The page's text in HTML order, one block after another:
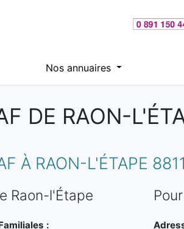
Nos annuaires
DE RAON-
À RAON-L'ÉTAPE
Raon-l'Étape
: